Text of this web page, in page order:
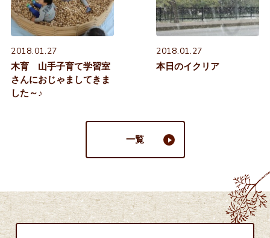
2018.01.27
木育 山手子育て学習室
さんにおじゃましてきま
した～♪
2018.01.27
本日のイクリア
一覧